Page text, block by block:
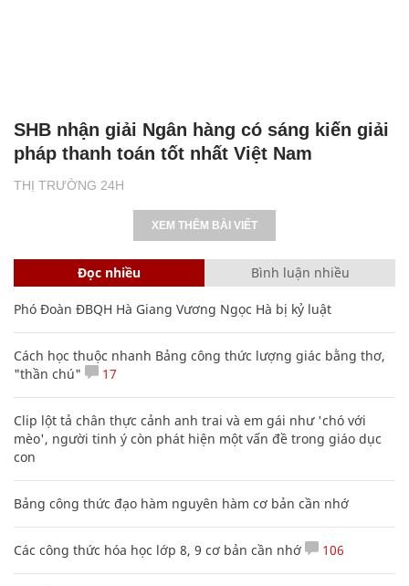
THỊ TRƯỜNG 24H
SHB nhận giải Ngân hàng có sáng kiến giải
pháp thanh toán tốt nhất Việt Nam
XEM THÊM BÀI VIẾT
Đọc nhiều Bình luận nhiều
Phó Đoàn ĐBQH Hà Giang Vương Ngọc Hà bị kỷ luật
Cách học thuộc nhanh Bảng công thức lượng giác bằng thơ,
"thần chú"
17
Clip lột tả chân thực cảnh anh trai và em gái như 'chó với
mèo', người tinh ý còn phát hiện một vấn đề trong giáo dục
con
Bảng công thức đạo hàm nguyên hàm cơ bản cần nhớ
Các công thức hóa học lớp 8, 9 cơ bản cần nhớ 106